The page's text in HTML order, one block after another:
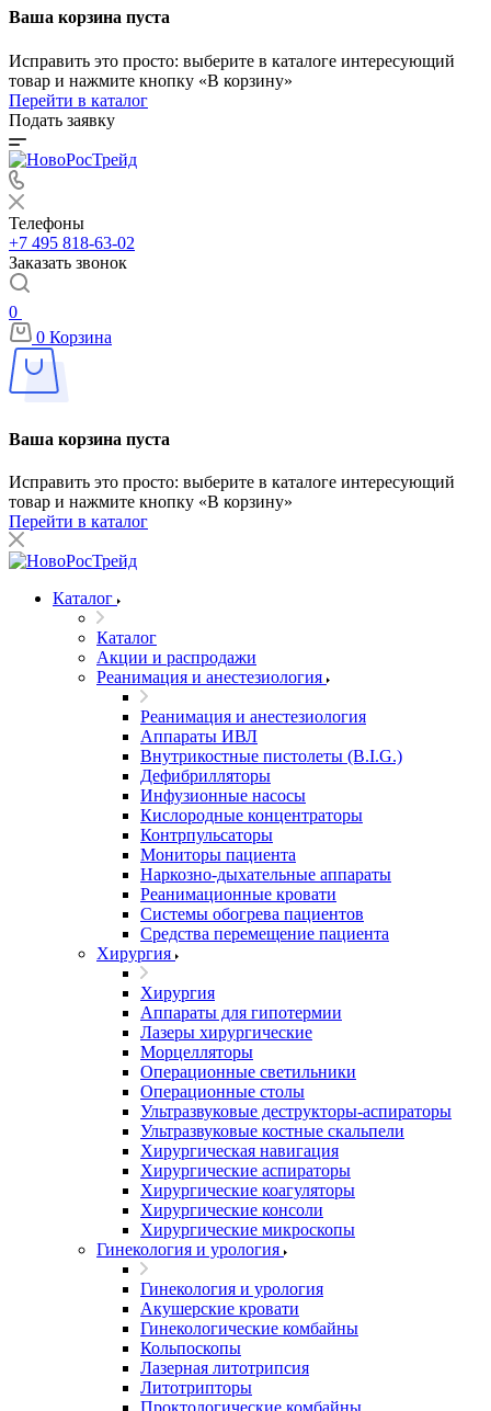
Ваша корзина пуста
Исправить это просто: выберите в каталоге интересующий
товар и нажмите кнопку «В корзину»
Перейти в каталог
Подать заявку
Телефоны
+7 495 818-63-02
Заказать звонок
0
0 Корзина
Ваша корзина пуста
Исправить это просто: выберите в каталоге интересующий
товар и нажмите кнопку «В корзину»
Перейти в каталог
Каталог
Каталог
Акции и распродажи
Реанимация и анестезиология
Реанимация и анестезиология
Аппараты ИВЛ
Внутрикостные пистолеты (B.I.G.)
Дефибрилляторы
Инфузионные насосы
Кислородные концентраторы
Контрпульсаторы
Мониторы пациента
Наркозно-дыхательные аппараты
Реанимационные кровати
Системы обогрева пациентов
Средства перемещение пациента
Хирургия
Хирургия
Аппараты для гипотермии
Лазеры хирургические
Морцелляторы
Операционные светильники
Операционные столы
Ультразвуковые деструкторы-аспираторы
Ультразвуковые костные скальпели
Хирургическая навигация
Хирургические аспираторы
Хирургические коагуляторы
Хирургические консоли
Хирургические микроскопы
Гинекология и урология
Гинекология и урология
Акушерские кровати
Гинекологические комбайны
Кольпоскопы
Лазерная литотрипсия
Литотрипторы